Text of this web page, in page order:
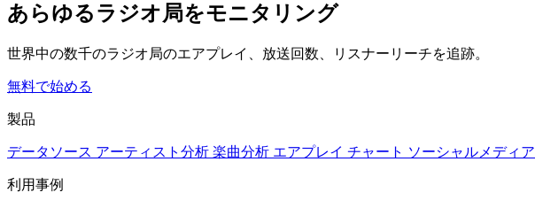
あらゆるラジオ局をモニタリング
世界中の数千のラジオ局のエアプレイ、放送回数、リスナーリーチを追跡。
無料で始める
製品
データソース アーティスト分析 楽曲分析 エアプレイ チャート ソーシャルメディア
利用事例